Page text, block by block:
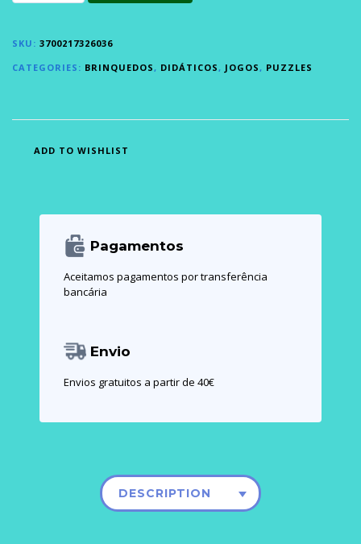
SKU: 3700217326036
CATEGORIES: BRINQUEDOS, DIDÁTICOS, JOGOS, PUZZLES
ADD TO WISHLIST
Pagamentos
Aceitamos pagamentos por transferência
bancária
Envio
Envios gratuitos a partir de 40€
DESCRIPTION